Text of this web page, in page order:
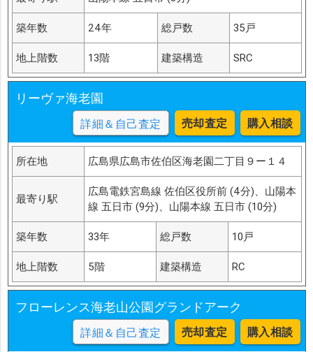
築年数 24年 総戸数 35戸
地上階数 13階 建築構造 SRC
リーヴァ海老園
詳細＆自己査定 売却査定 購入相談
所在地 広島県広島市佐伯区海老園二丁目９ー１４
最寄り駅
広島電鉄宮島線 佐伯区役所前 (4分)、山陽本
線 五日市 (9分)、山陽本線 五日市 (10分)
築年数 33年 総戸数 10戸
地上階数 5階 建築構造 RC
フローレンス海老山公園グランドアーク
詳細＆自己査定 売却査定 購入相談